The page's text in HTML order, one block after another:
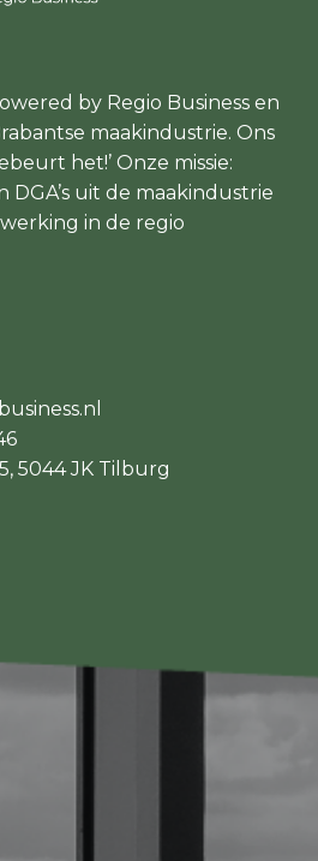
by Regio Business en
maakindustrie. Ons
het!’ Onze missie:
DGA’s uit de maakindustrie
in de regio
5044 JK Tilburg